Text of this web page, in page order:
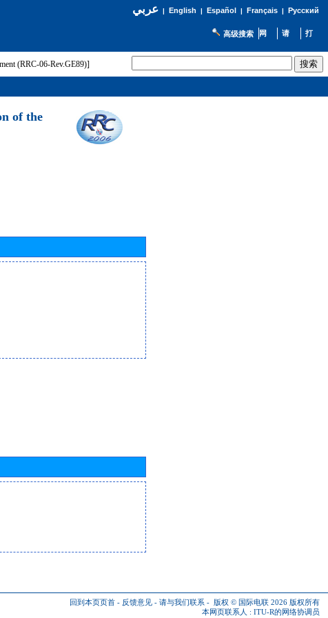
عربي| English | Español | Français| Русский
高级搜索
(RRC-06-Rev.GE89)]
of the
回到本页页首 - 反馈意见 - 请与我们联系 - 版权 © 国际电联 2026 版权所有
本网页联系人 : ITU-R的网络协调员